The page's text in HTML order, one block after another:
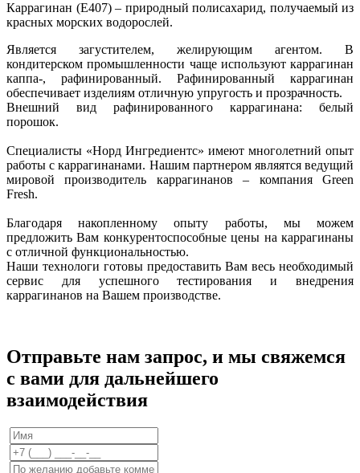
Каррагинан (Е407) – природный полисахарид, получаемый из
красных морских водорослей.
Является загустителем, желирующим агентом. В
кондитерском промышленности чаще используют каррагинан
каппа-, рафинированный. Рафинированный каррагинан
обеспечивает изделиям отличную упругость и прозрачность.
Внешний вид рафинированного каррагинана: белый
порошок.
Специалисты «Норд Ингредиентс» имеют многолетний опыт
работы с каррагинанами. Нашим партнером являятся ведущий
мировой производитель каррагинанов – компания Green
Fresh.
Благодаря накопленному опыту работы, мы можем
предложить Вам конкурентоспособные цены на каррагинаны
с отличной функциональностью.
Наши технологи готовы предоставить Вам весь необходимый
сервис для успешного тестирования и внедрения
каррагинанов на Вашем производстве.
Отправьте нам запрос, и мы свяжемся
с вами для дальнейшего
взаимодействия